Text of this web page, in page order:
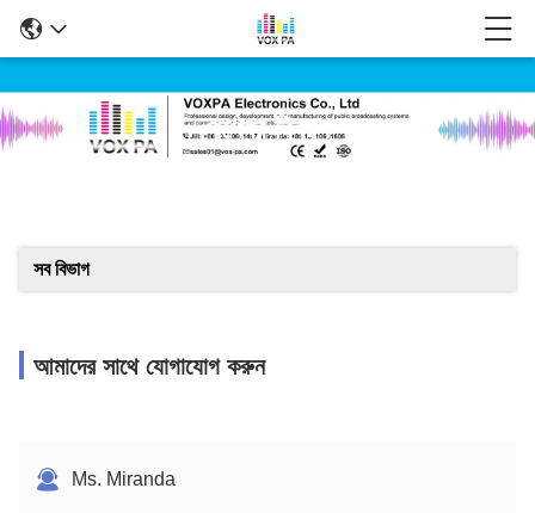
পণ্যের বিবরণ
সব বিভাগ
আমাদের সাথে যোগাযোগ করুন
Ms. Miranda